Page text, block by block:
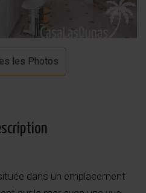
les Photos
dans un emplacement